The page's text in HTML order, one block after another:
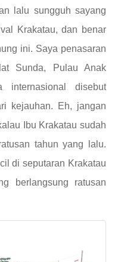
lalu sungguh sayang
Krakatau, dan benar
ini. Saya penasaran
Sunda, Pulau Anak
internasional disebut
kejauhan. Eh, jangan
Ibu Krakatau sudah
tahun yang lalu.
di seputaran Krakatau
berlangsung ratusan